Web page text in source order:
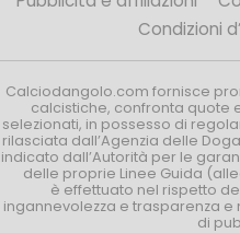
Condizioni
Calciodangolo.com fornisce
calcistiche, confronta quote
selezionati, in possesso di
rilasciata dall’Agenzia delle
indicato dall’Autorità per le
delle proprie Linee Guida
è effettuato nel rispetto
ingannevolezza e trasparenza
di